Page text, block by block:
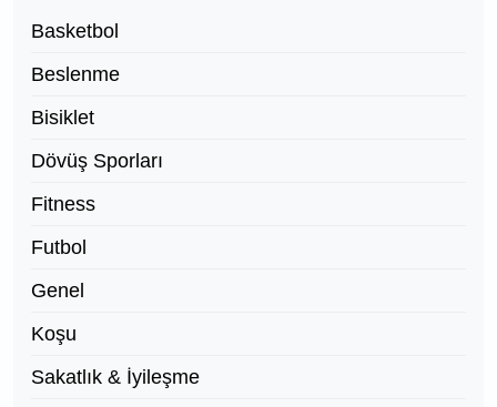
Basketbol
Beslenme
Bisiklet
Dövüş Sporları
Fitness
Futbol
Genel
Koşu
Sakatlık & İyileşme